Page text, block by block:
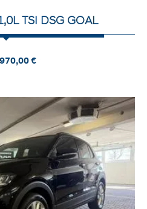
TSI DSG GOAL
€